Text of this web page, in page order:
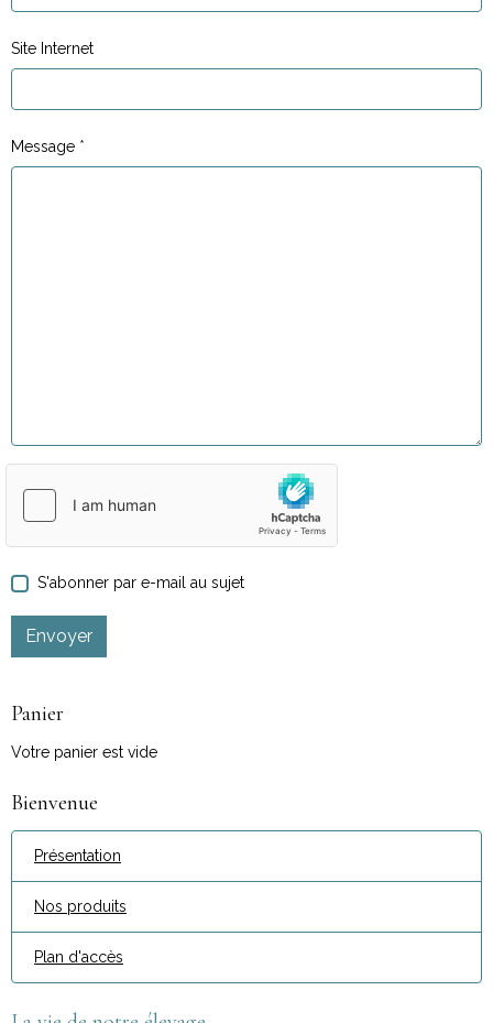
Site Internet
Message
S'abonner par e-mail au sujet
Envoyer
Panier
Votre panier est vide
Bienvenue
Présentation
Nos produits
Plan d'accès